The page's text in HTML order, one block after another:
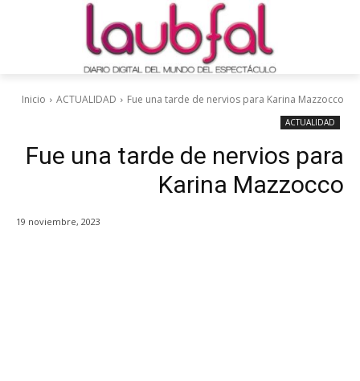
Inicio ACTUALIDAD Fue una tarde de nervios para Karina Mazzocco
ACTUALIDAD
Fue una tarde de nervios para
Karina Mazzocco
19 noviembre, 2023